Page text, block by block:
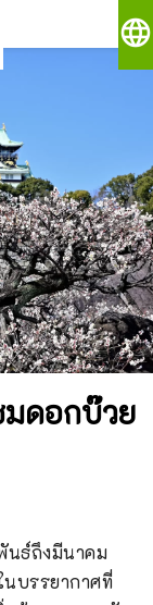
language
ดอกบ๊วย
นธ์ถึงมีนาคม
บรรยากาศที่